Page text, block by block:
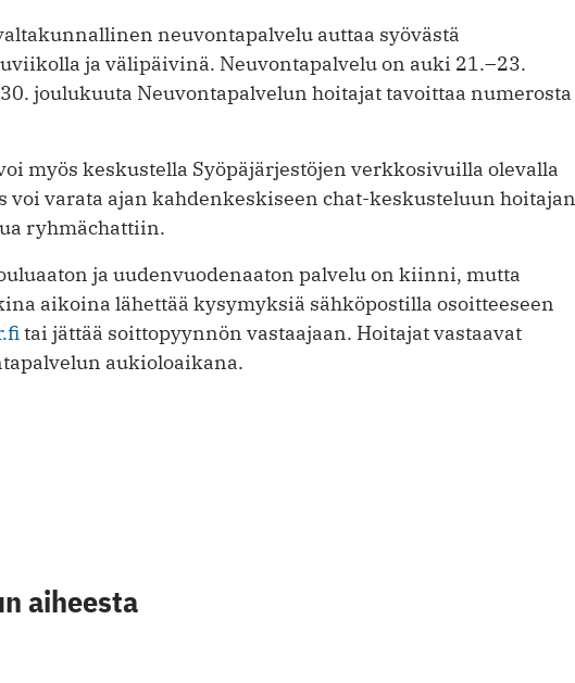
neuvontapalvelu auttaa syövästä
ja välipäivinä. Neuvontapalvelu on auki 21.–23.
joulukuuta Neuvontapalvelun hoitajat tavoittaa numerosta
myös keskustella Syöpäjärjestöjen verkkosivuilla olevalla
voi varata ajan kahdenkeskiseen chat-keskusteluun hoitajan
ryhmächattiin.
ja uudenvuodenaaton palvelu on kiinni, mutta
aikoina lähettää kysymyksiä sähköpostilla osoitteeseen
tai jättää soittopyynnön vastaajaan. Hoitajat vastaavat
aukioloaikana.
aiheesta